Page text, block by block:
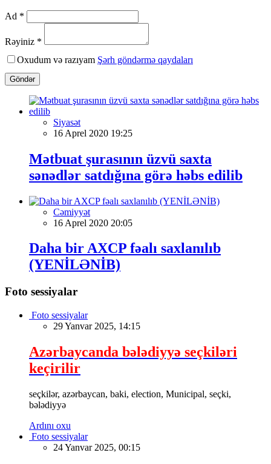
Ad *
Rəyiniz *
Oxudum və razıyam Şərh göndərmə qaydaları
Göndər
Siyasət
16 Aprel 2020 19:25
Mətbuat şurasının üzvü saxta
sənədlər satdığına görə həbs edilib
Cəmiyyət
16 Aprel 2020 20:05
Daha bir AXCP fəalı saxlanılıb
(YENİLƏNİB)
Foto sessiyalar
Foto sessiyalar
29 Yanvar 2025, 14:15
Azərbaycanda bələdiyyə seçkiləri
keçirilir
seçkilər, azərbaycan, baki, election, Municipal, seçki,
bələdiyyə
Ardını oxu
Foto sessiyalar
24 Yanvar 2025, 00:15